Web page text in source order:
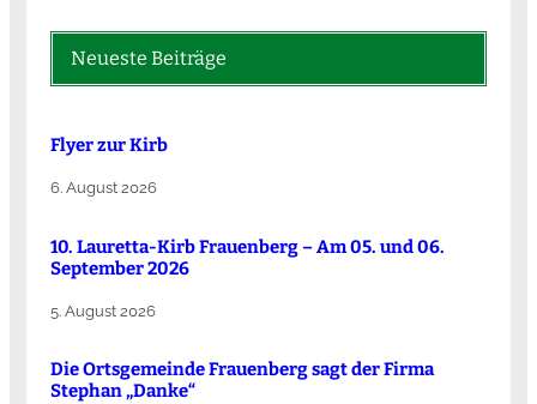
Neueste Beiträge
Flyer zur Kirb
6. August 2026
10. Lauretta-Kirb Frauenberg – Am 05. und 06.
September 2026
5. August 2026
Die Ortsgemeinde Frauenberg sagt der Firma
Stephan „Danke“